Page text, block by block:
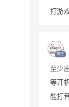
打游
博主
至少
等开
能打